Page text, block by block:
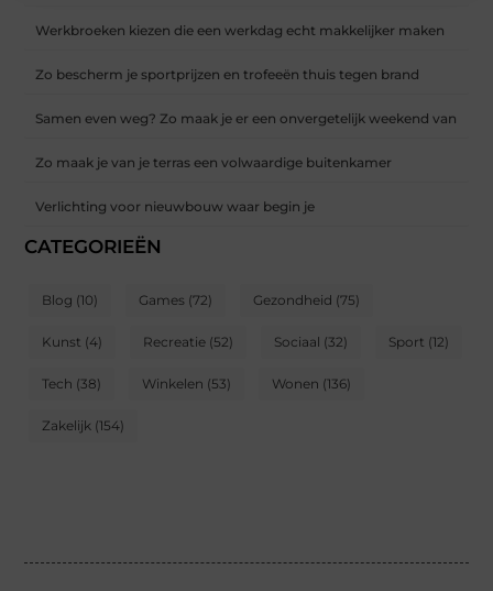
Werkbroeken kiezen die een werkdag echt makkelijker maken
Zo bescherm je sportprijzen en trofeeën thuis tegen brand
Samen even weg? Zo maak je er een onvergetelijk weekend van
Zo maak je van je terras een volwaardige buitenkamer
Verlichting voor nieuwbouw waar begin je
CATEGORIEËN
Blog (10) Games (72) Gezondheid (75)
Kunst (4) Recreatie (52) Sociaal (32) Sport (12)
Tech (38) Winkelen (53) Wonen (136)
Zakelijk (154)